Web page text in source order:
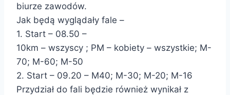
biurze zawodów.
Jak będą wyglądały fale –
1. Start – 08.50 –
10km – wszyscy ; PM – kobiety – wszystkie; M-
70; M-60; M-50
2. Start – 09.20 – M40; M-30; M-20; M-16
Przydział do fali będzie również wynikał z